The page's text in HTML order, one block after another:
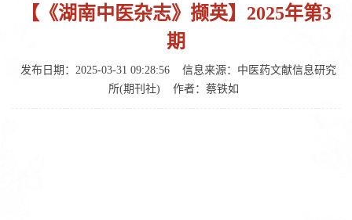
【《湖南中医杂志》撷英】2025年第3
期
发布日期：2025-03-31 09:28:56
信息来源：中医药文献信息研究
所(期刊社)
作者：蔡铁如